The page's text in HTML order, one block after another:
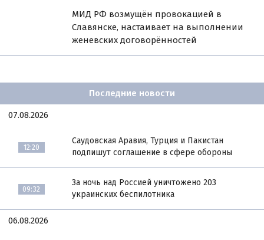
МИД РФ возмущён провокацией в
Славянске, настаивает на выполнении
женевских договорённостей
Последние новости
07.08.2026
12:20
Саудовская Аравия, Турция и Пакистан
подпишут соглашение в сфере обороны
09:32
За ночь над Россией уничтожено 203
украинских беспилотника
06.08.2026